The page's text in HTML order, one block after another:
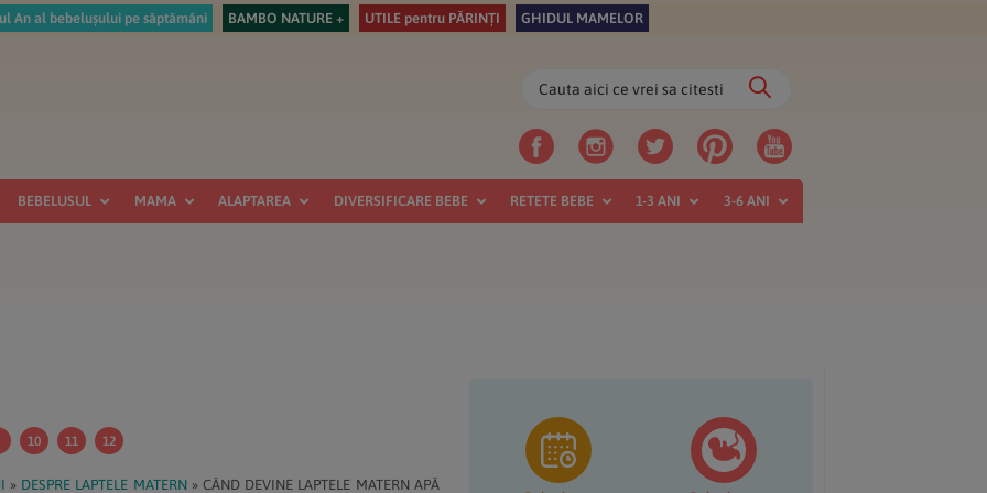
An al bebelușului pe săptămâni BAMBO NATURE + UTILE pentru PĂRINȚI GHIDUL MAMELOR
Cauta
ce
vrei
sa
citesti
BEBELUSUL MAMA ALAPTAREA DIVERSIFICARE BEBE RETETE BEBE 1-3 ANI 3-6 ANI
10 11 12
» DESPRE LAPTELE MATERN» CÂND DEVINE LAPTELE MATERN APĂ
principală